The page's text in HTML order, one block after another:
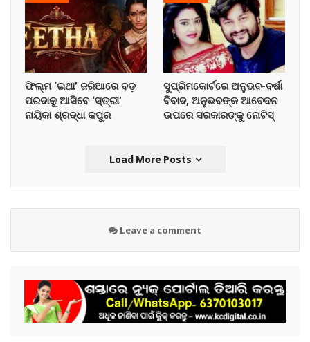
ଫିଲ୍ମ ‘ଇଥା’ ଜରିଆରେ ବଡ଼
ପରଦାକୁ ଆସିବେ ‘ସ୍ତ୍ରୀ’
ନାୟିକା ଶ୍ରଦ୍ଧା କପୁର
ସୁପ୍ରିମକୋର୍ଟରେ ଅନୁଭବ-ବର୍ଷା
ବିବାଦ, ଅନୁଭବଙ୍କ ଆବେଦନ
ଉପରେ ସରକାରଙ୍କୁ ନୋଟିସ୍
Load More Posts
Leave a comment